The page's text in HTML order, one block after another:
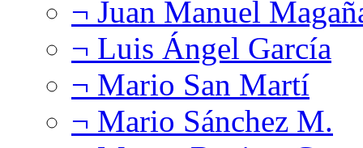
¬ Juan Manuel
¬ Luis Ángel García
¬ Mario San Martí
¬ Mario Sánchez M.